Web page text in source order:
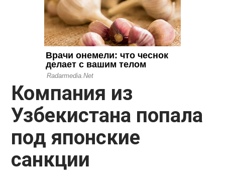
Компания из
Узбекистана попала
под японские
санкции